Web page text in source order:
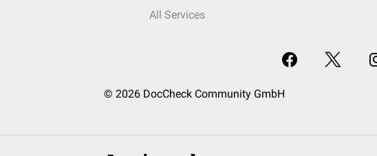
All Services
© 2026 DocCheck Community GmbH